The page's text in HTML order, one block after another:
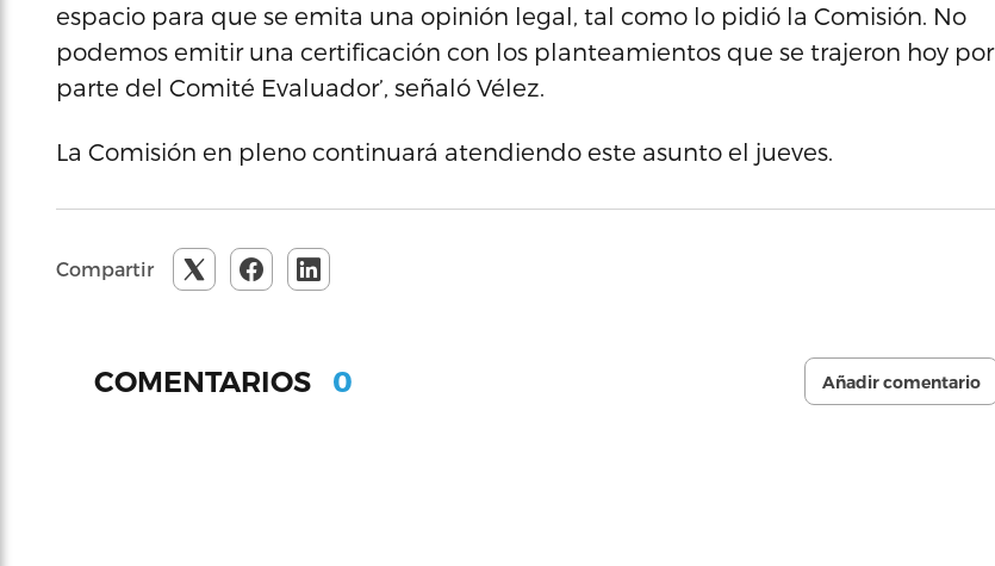
espacio para que se emita una opinión legal, tal como lo pidió la Comisión. No
podemos emitir una certificación con los planteamientos que se trajeron hoy por
parte del Comité Evaluador’, señaló Vélez.
La Comisión en pleno continuará atendiendo este asunto el jueves.
Compartir
COMENTARIOS 0 Añadir comentario